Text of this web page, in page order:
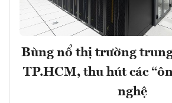
Bùng nổ thị trường
TP.HCM, thu hút các
nghệ